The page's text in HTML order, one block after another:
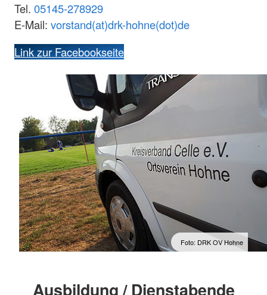
Tel. 05145-278929
E-Mail: vorstand(at)drk-hohne(dot)de
Link zur Facebookseite
Foto: DRK OV Hohne
Ausbildung / Dienstabende